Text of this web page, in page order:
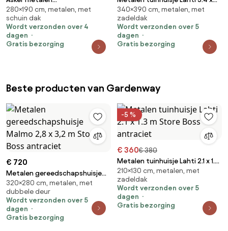
gereedschapshuis 2,8 x 1,9 m
Store Boss antraciet
280×190 cm, metalen, met
schuin dak
Wordt verzonden over 4
dagen
Gratis bezorging
3.9 m Store Boss antraciet
340×390 cm, metalen, met
zadeldak
Wordt verzonden over 5
dagen
Gratis bezorging
Beste producten van Gardenway
€ 720
Metalen gereedschapshuisje
Malmo 2,8 x 3,2 m Store Boss
antraciet
320×280 cm, metalen, met
dubbele deur
Wordt verzonden over 5
dagen
Gratis bezorging
-5 %
€ 360€ 380
Metalen tuinhuisje Lahti 2.1 x 1.3
m Store Boss antraciet
210×130 cm, metalen, met
zadeldak
Wordt verzonden over 5
dagen
Gratis bezorging